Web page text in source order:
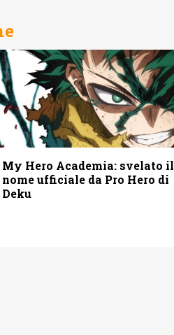
My Hero Academia: svelato il
nome ufficiale da Pro Hero di
Deku